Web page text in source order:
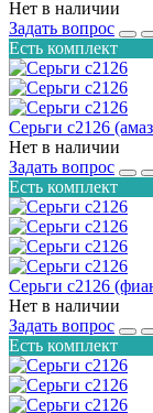
Нет в наличии
Задать вопрос
Есть комплект
Серьги с2126
Нет в наличии
Задать вопрос
Есть комплект
Серьги с2126
Нет в наличии
Задать вопрос
Есть комплект